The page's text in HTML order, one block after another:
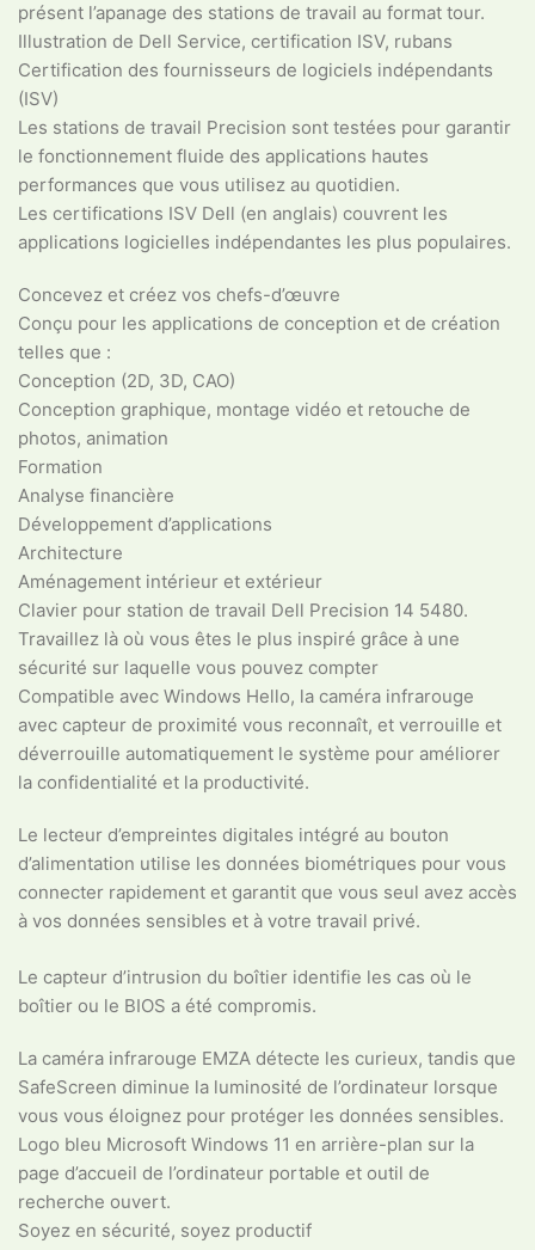
présent l’apanage des stations de travail au format tour.
Illustration de Dell Service, certification ISV, rubans
Certification des fournisseurs de logiciels indépendants
(ISV)
Les stations de travail Precision sont testées pour garantir
le fonctionnement fluide des applications hautes
performances que vous utilisez au quotidien.
Les certifications ISV Dell (en anglais) couvrent les
applications logicielles indépendantes les plus populaires.
Concevez et créez vos chefs-d’œuvre
Conçu pour les applications de conception et de création
telles que :
Conception (2D, 3D, CAO)
Conception graphique, montage vidéo et retouche de
photos, animation
Formation
Analyse financière
Développement d’applications
Architecture
Aménagement intérieur et extérieur
Clavier pour station de travail Dell Precision 14 5480.
Travaillez là où vous êtes le plus inspiré grâce à une
sécurité sur laquelle vous pouvez compter
Compatible avec Windows Hello, la caméra infrarouge
avec capteur de proximité vous reconnaît, et verrouille et
déverrouille automatiquement le système pour améliorer
la confidentialité et la productivité.
Le lecteur d’empreintes digitales intégré au bouton
d’alimentation utilise les données biométriques pour vous
connecter rapidement et garantit que vous seul avez accès
à vos données sensibles et à votre travail privé.
Le capteur d’intrusion du boîtier identifie les cas où le
boîtier ou le BIOS a été compromis.
La caméra infrarouge EMZA détecte les curieux, tandis que
SafeScreen diminue la luminosité de l’ordinateur lorsque
vous vous éloignez pour protéger les données sensibles.
Logo bleu Microsoft Windows 11 en arrière-plan sur la
page d’accueil de l’ordinateur portable et outil de
recherche ouvert.
Soyez en sécurité, soyez productif